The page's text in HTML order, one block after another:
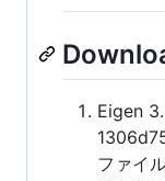
Eigen
ファイ